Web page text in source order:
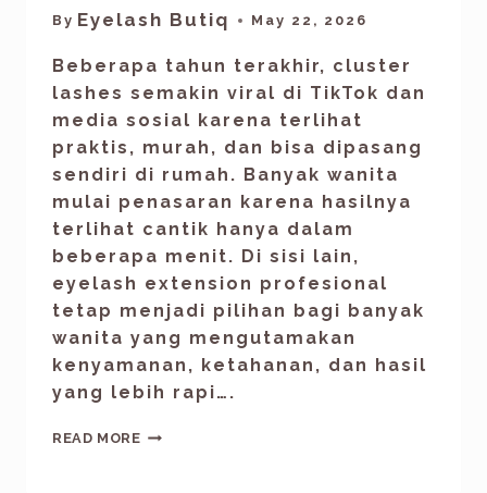
By Eyelash Butiq May 22, 2026
Beberapa tahun terakhir, cluster
lashes semakin viral di TikTok dan
media sosial karena terlihat
praktis, murah, dan bisa dipasang
sendiri di rumah. Banyak wanita
mulai penasaran karena hasilnya
terlihat cantik hanya dalam
beberapa menit. Di sisi lain,
eyelash extension profesional
tetap menjadi pilihan bagi banyak
wanita yang mengutamakan
kenyamanan, ketahanan, dan hasil
yang lebih rapi….
READ MORE